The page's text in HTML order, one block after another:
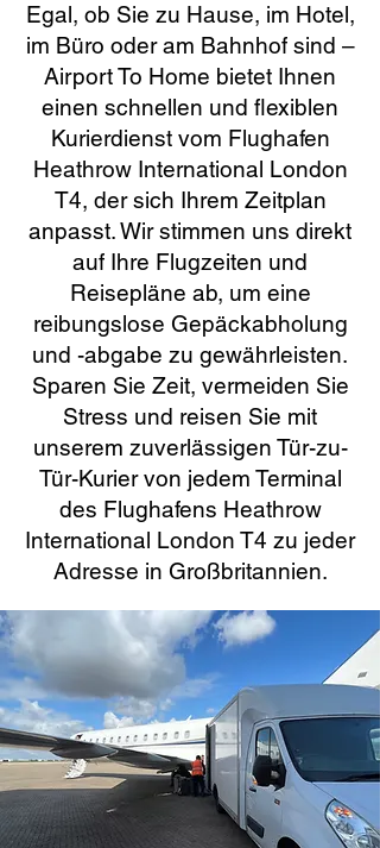
Egal, ob Sie zu Hause, im Hotel,
im Büro oder am Bahnhof sind –
Airport To Home bietet Ihnen
einen schnellen und flexiblen
Kurierdienst vom Flughafen
Heathrow International London
T4, der sich Ihrem Zeitplan
anpasst. Wir stimmen uns direkt
auf Ihre Flugzeiten und
Reisepläne ab, um eine
reibungslose Gepäckabholung
und -abgabe zu gewährleisten.
Sparen Sie Zeit, vermeiden Sie
Stress und reisen Sie mit
unserem zuverlässigen Tür-zu-
Tür-Kurier von jedem Terminal
des Flughafens Heathrow
International London T4 zu jeder
Adresse in Großbritannien.